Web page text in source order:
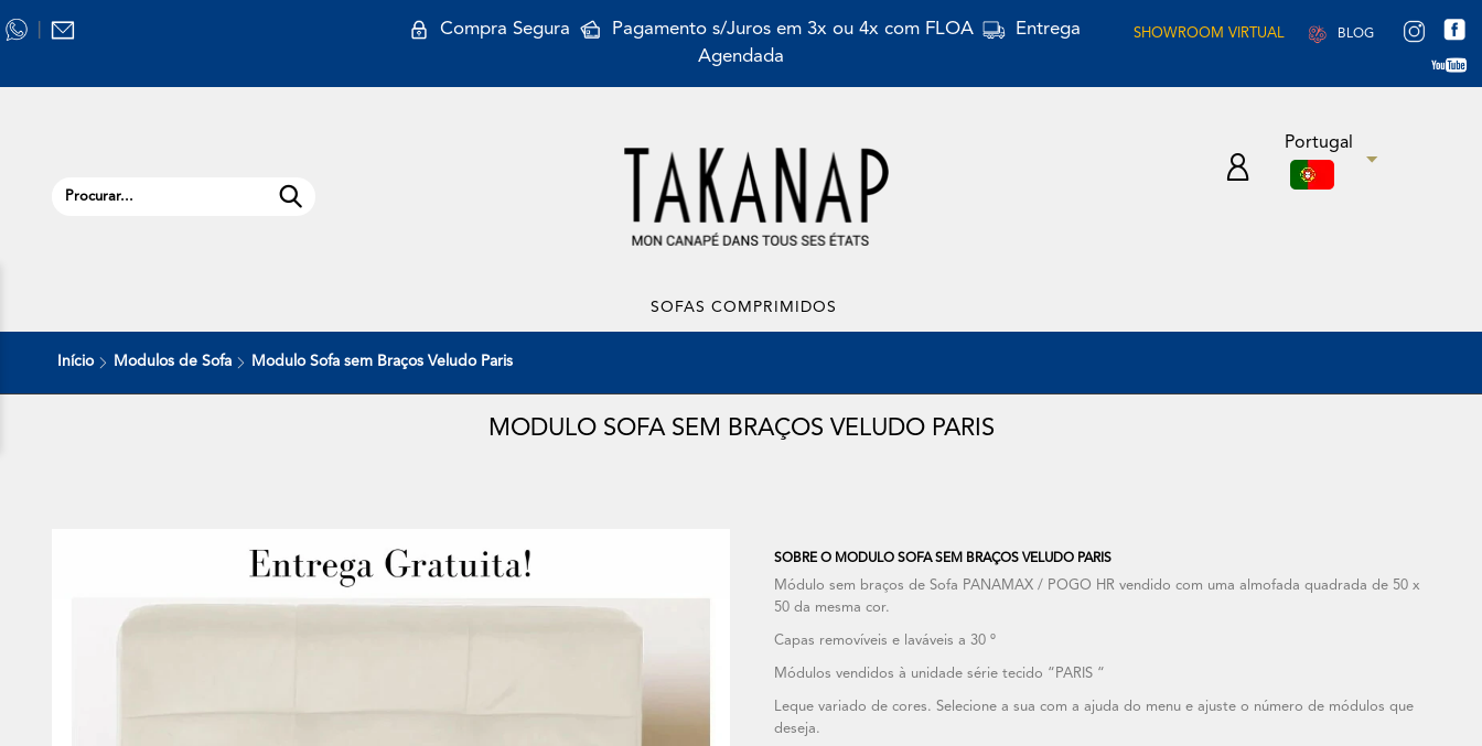
Compra Segura Pagamento s/Juros em 3x ou 4x com FLOA
Entrega
Agendada
SHOWROOM VIRTUAL BLOG
Portugal
SOFAS COMPRIMIDOS
Início Modulos de Sofa Modulo Sofa sem Braços Veludo Paris
MODULO SOFA SEM BRAÇOS VELUDO PARIS
SOBRE O MODULO SOFA SEM BRAÇOS VELUDO PARIS
Módulo sem braços de Sofa PANAMAX / POGO HR vendido com uma almofada quadrada de 50 x
50 da mesma cor.
Capas removíveis e laváveis a 30 º
Módulos vendidos à unidade série tecido “PARIS “
Leque variado de cores. Selecione a sua com a ajuda do menu e ajuste o número de módulos que
deseja.